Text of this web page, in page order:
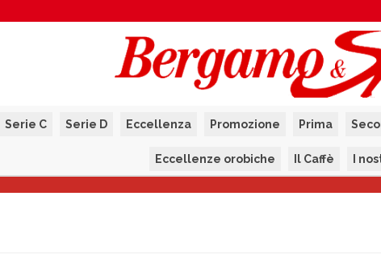
Serie C Serie D Eccellenza Promozione Prima
Eccellenze orobiche Il Caffè I